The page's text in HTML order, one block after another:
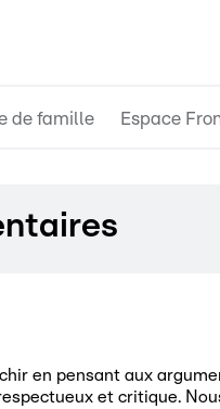
de famille Espace
en pensant aux
et critique.